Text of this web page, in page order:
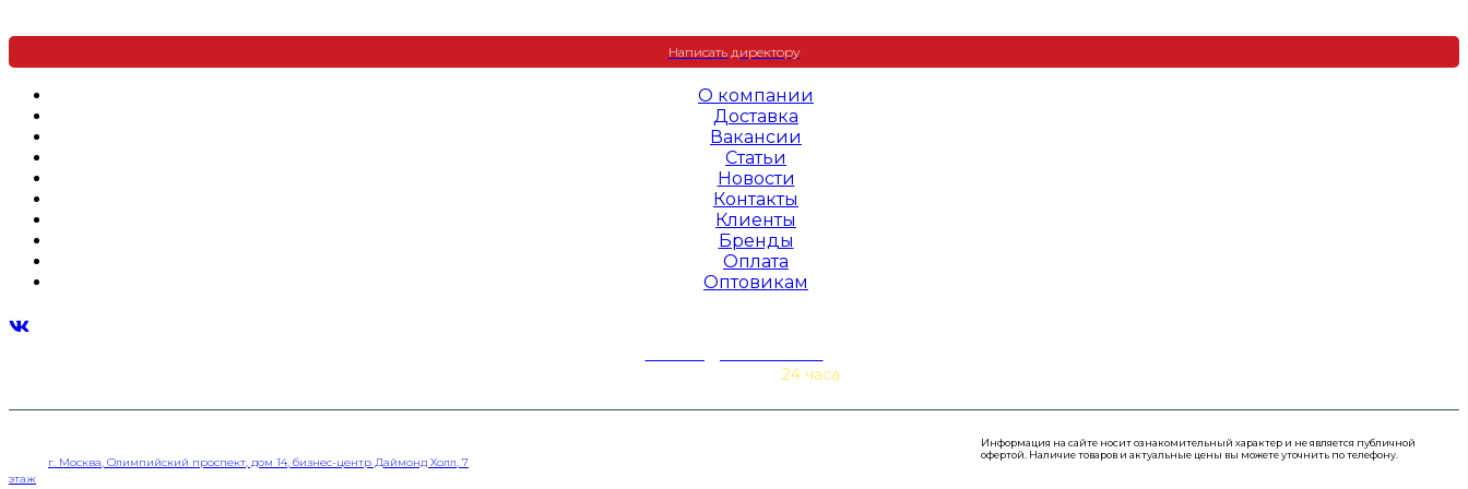
Написать директору
О компании
Доставка
Вакансии
Статьи
Новости
Контакты
Клиенты
Бренды
Оплата
Оптовикам
24 часа
г. Москва, Олимпийский проспект, дом 14, бизнес-центр Даймонд Холл, 7
этаж
Информация на сайте носит ознакомительный характер и не является публичной
офертой. Наличие товаров и актуальные цены вы можете уточнить по телефону.